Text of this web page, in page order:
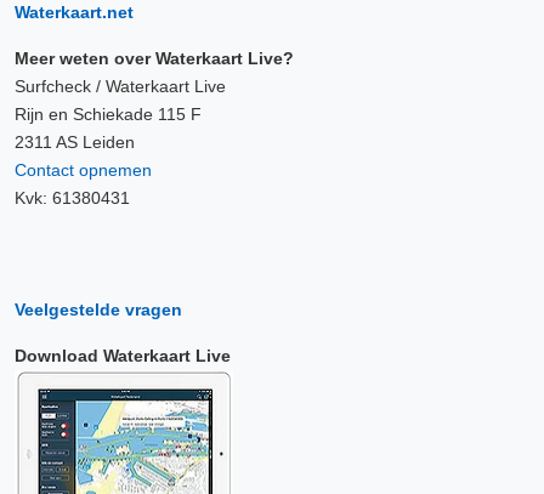
Waterkaart.net
Meer weten over Waterkaart Live?
Surfcheck / Waterkaart Live
Rijn en Schiekade 115 F
2311 AS Leiden
Contact opnemen
Kvk: 61380431
Veelgestelde vragen
Download Waterkaart Live